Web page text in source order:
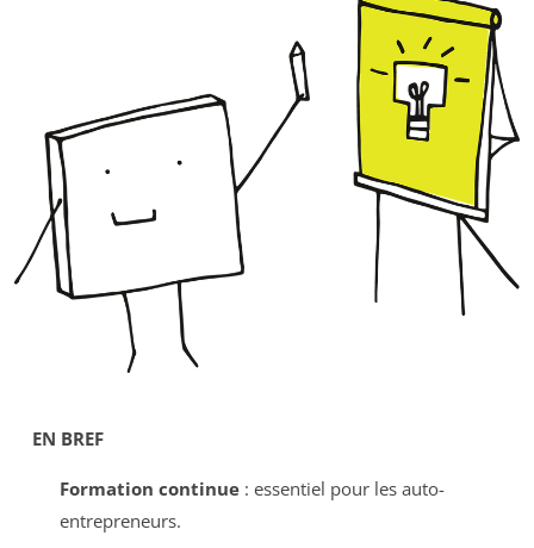
EN BREF
Formation continue: essentiel pour les auto-
entrepreneurs.